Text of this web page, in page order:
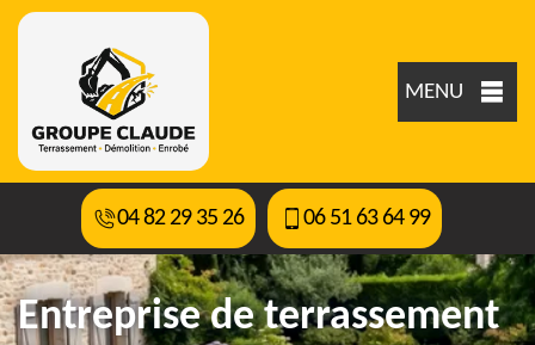
MENU
04 82 29 35 26 06 51 63 64 99
Entreprise de terrassement